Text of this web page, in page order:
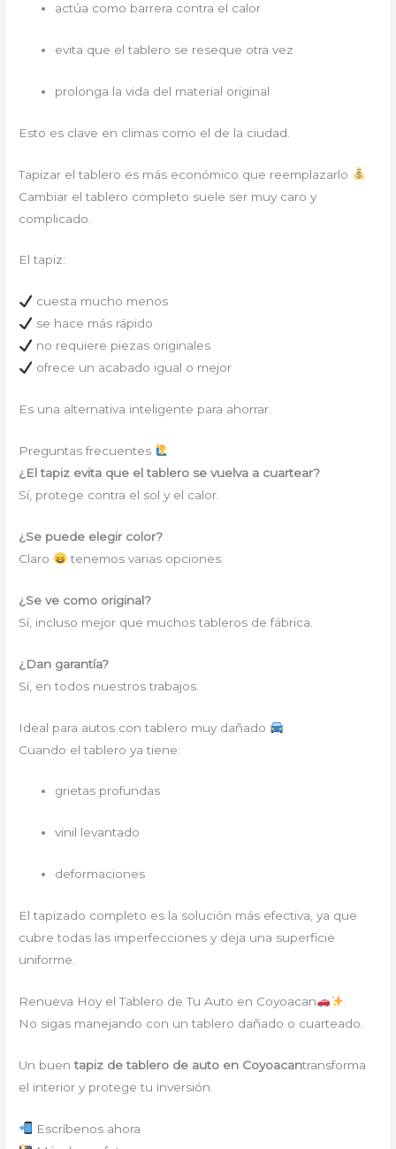
actúa como barrera contra el calor
evita que el tablero se reseque otra vez
prolonga la vida del material original
Esto es clave en climas como el de la ciudad.
Tapizar el tablero es más económico que reemplazarlo
Cambiar el tablero completo suele ser muy caro y
complicado.
El tapiz:
cuesta mucho menos
se hace más rápido
no requiere piezas originales
ofrece un acabado igual o mejor
Es una alternativa inteligente para ahorrar.
Preguntas frecuentes
¿El tapiz evita que el tablero se vuelva a cuartear?
Sí, protege contra el sol y el calor.
¿Se puede elegir color?
Claro
tenemos varias opciones.
¿Se ve como original?
Sí, incluso mejor que muchos tableros de fábrica.
¿Dan garantía?
Sí, en todos nuestros trabajos.
Ideal para autos con tablero muy dañado
Cuando el tablero ya tiene:
grietas profundas
vinil levantado
deformaciones
El tapizado completo es la solución más efectiva, ya que
cubre todas las imperfecciones y deja una superficie
uniforme.
Renueva Hoy el Tablero de Tu Auto en Coyoacan
No sigas manejando con un tablero dañado o cuarteado.
Un buentapiz de tablero de auto en Coyoacantransforma
el interior y protege tu inversión.
Escríbenos ahora